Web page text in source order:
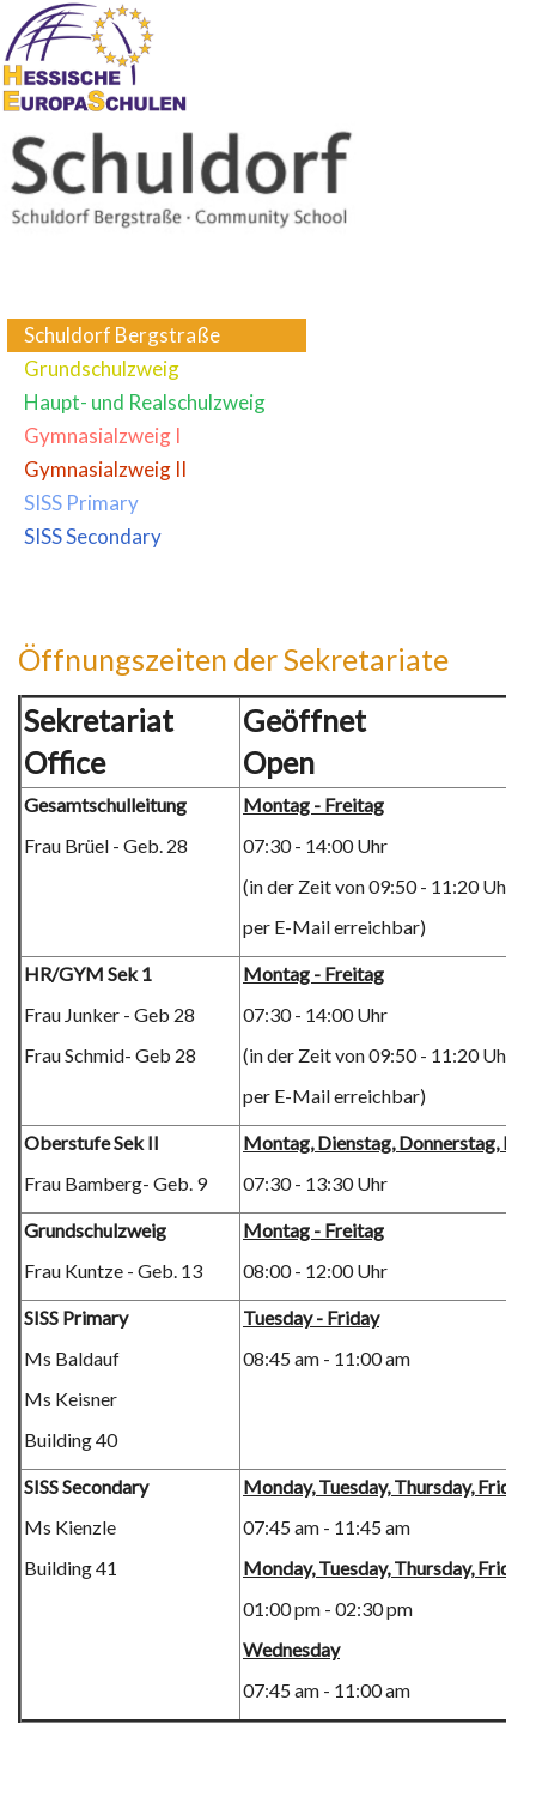
Schuldorf Bergstraße
Grundschulzweig
Haupt- und Realschulzweig
Gymnasialzweig I
Gymnasialzweig II
SISS Primary
SISS Secondary
Öffnungszeiten der Sekretariate
Sekretariat
Office
Geöffnet
Open
Gesamtschulleitung
Frau Brüel - Geb. 28
Montag - Freitag
07:30 - 14:00 Uhr
(in der Zeit von 09:50 - 11:20 Uhr
per E-Mail erreichbar)
HR/GYM Sek 1
Frau Junker - Geb 28
Frau Schmid- Geb 28
Montag - Freitag
07:30 - 14:00 Uhr
(in der Zeit von 09:50 - 11:20 Uhr
per E-Mail erreichbar)
Oberstufe Sek II
Frau Bamberg- Geb. 9
Montag, Dienstag, Donnerstag,
07:30 - 13:30 Uhr
Grundschulzweig
Frau Kuntze - Geb. 13
Montag - Freitag
08:00 - 12:00 Uhr
SISS Primary
Ms Baldauf
Ms Keisner
Building 40
Tuesday - Friday
08:45 am - 11:00 am
SISS Secondary
Ms Kienzle
Building 41
Monday, Tuesday, Thursday, Friday
07:45 am - 11:45 am
Monday, Tuesday, Thursday, Friday
01:00 pm - 02:30 pm
Wednesday
07:45 am - 11:00 am